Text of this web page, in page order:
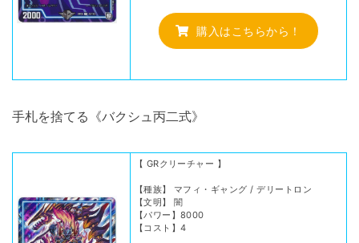
購入はこちらから！
手札を捨てる《バクシュ丙二式》
【 GRクリーチャー 】
【種族】 マフィ・ギャング / デリートロン
【文明】 闇
【パワー】8000
【コスト】4